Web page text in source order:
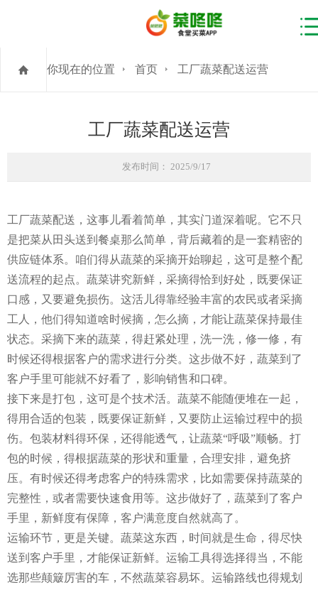
你现在的位置 首页 工厂蔬菜配送运营
工厂蔬菜配送运营
发布时间： 2025/9/17
工厂蔬菜配送，这事儿看着简单，其实门道深着呢。它不只
是把菜从田头送到餐桌那么简单，背后藏着的是一套精密的
供应链体系。咱们得从蔬菜的采摘开始聊起，这可是整个配
送流程的起点。蔬菜讲究新鲜，采摘得恰到好处，既要保证
口感，又要避免损伤。这活儿得靠经验丰富的农民或者采摘
工人，他们得知道啥时候摘，怎么摘，才能让蔬菜保持最佳
状态。采摘下来的蔬菜，得赶紧处理，洗一洗，修一修，有
时候还得根据客户的需求进行分类。这步做不好，蔬菜到了
客户手里可能就不好看了，影响销售和口碑。
接下来是打包，这可是个技术活。蔬菜不能随便堆在一起，
得用合适的包装，既要保证新鲜，又要防止运输过程中的损
伤。包装材料得环保，还得能透气，让蔬菜“呼吸”顺畅。打
包的时候，得根据蔬菜的形状和重量，合理安排，避免挤
压。有时候还得考虑客户的特殊需求，比如需要保持蔬菜的
完整性，或者需要快速食用等。这步做好了，蔬菜到了客户
手里，新鲜度有保障，客户满意度自然就高了。
运输环节，更是关键。蔬菜这东西，时间就是生命，得尽快
送到客户手里，才能保证新鲜。运输工具得选择得当，不能
选那些颠簸厉害的车，不然蔬菜容易坏。运输路线也得规划